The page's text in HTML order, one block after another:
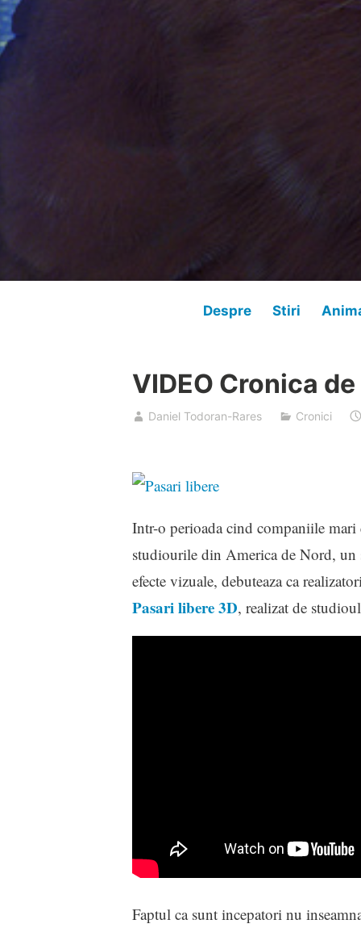
Despre Stiri
VIDEO Cronica
Daniel Todoran-Rares Cronici
Intr-o perioada cind companiile
studiourile din America de Nord,
efecte vizuale, debuteaza ca
Pasari libere 3D, realizat de studioul
Faptul ca sunt incepatori nu